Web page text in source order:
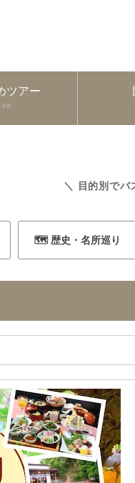
ツアー
＼ 目的別でバ
🗺️ 歴史・名所巡り